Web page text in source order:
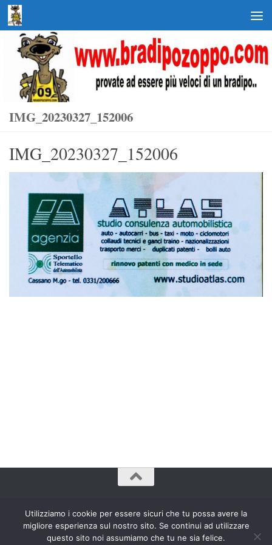
Salta al contenuto
IMG_20230327_152006
IMG_20230327_152006
Utilizziamo i cookie per essere sicuri che tu possa avere la
migliore esperienza sul nostro sito. Se continui ad utilizzare
questo sito noi assumiamo che tu ne sia felice.